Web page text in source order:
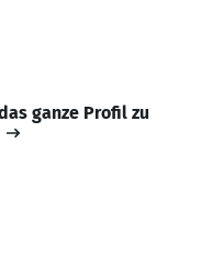
ganze Profil zu